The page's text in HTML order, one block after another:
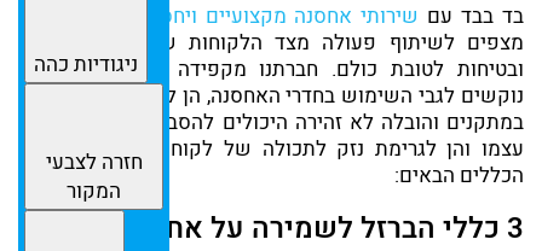
ניגודיות כהה
חזרה לצבעי
המקור
בד בבד עם שירותי אחסנה מקצועיים ויחס אדיב
מצפים לשיתוף פעולה מצד הלקוחות שלנו למען איכות
ובטיחות לטובת כולם. חברתנו מקפידה על כללי אחסנה
נוקשים לגבי השימוש בחדרי האחסנה, הן לגבי אופי השימוש
במתקנים והובלה לא זהירה היכולים להסב נזק למבנה מחסן
עצמו והן לגרימת נזק לתכולה של לקוחותינו וזאת בעזרת
הכללים הבאים:
3 כללי הברזל לשמירה על אחסנה בטוחה